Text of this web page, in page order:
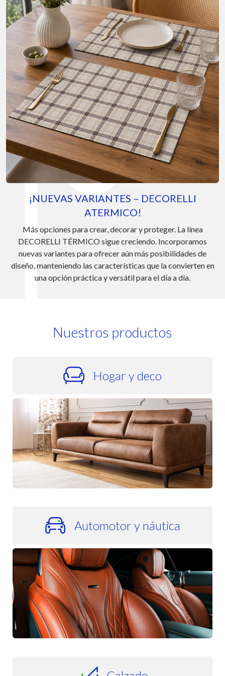
TUNDRA es un
mobiliario de
confort. Su
opción para
manteniendo su
VARIANTES – DECORELLI
para crear, decorar y proteger. La línea
sigue creciendo. Incorporamos
para ofrecer aún más posibilidades de
las características que la convierten en
práctica y versátil para el día a día.
Nuestros productos
Hogar y deco
Automotor y náutica